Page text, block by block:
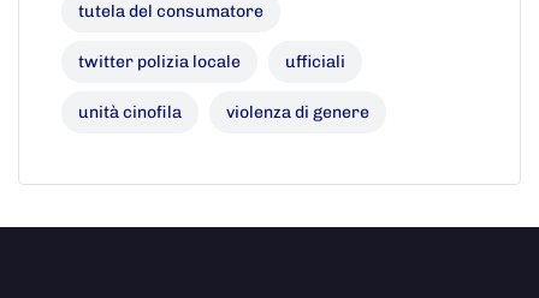
tutela del consumatore
twitter polizia locale ufficiali
unità cinofila violenza di genere